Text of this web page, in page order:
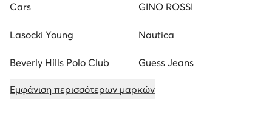
Cars GINO ROSSI
Lasocki Young Nautica
Beverly Hills Polo Club Guess Jeans
Εμφάνιση περισσότερων μαρκών